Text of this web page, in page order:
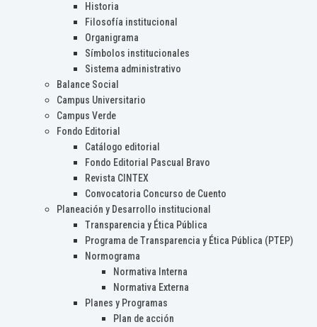
Historia
Filosofía institucional
Organigrama
Símbolos institucionales
Sistema administrativo
Balance Social
Campus Universitario
Campus Verde
Fondo Editorial
Catálogo editorial
Fondo Editorial Pascual Bravo
Revista CINTEX
Convocatoria Concurso de Cuento
Planeación y Desarrollo institucional
Transparencia y Ética Pública
Programa de Transparencia y Ética Pública (PTEP)
Normograma
Normativa Interna
Normativa Externa
Planes y Programas
Plan de acción